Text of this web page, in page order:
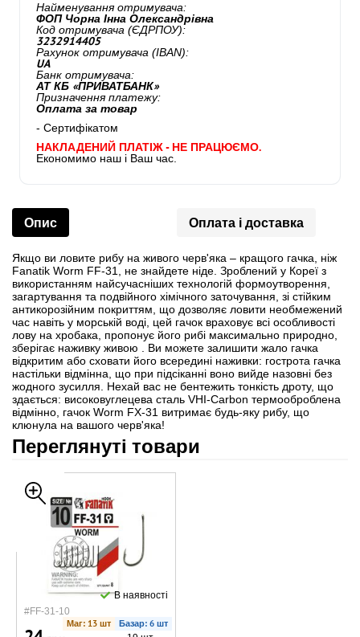
Найменування отримувача:
ФОП Чорна Інна Олександрівна
Код отримувача (ЄДРПОУ):
3232914405
Рахунок отримувача (IBAN):
UA
Банк отримувача:
АТ КБ «ПРИВАТБАНК»
Призначення платежу:
Оплата за товар
- Сертифікатом
НАКЛАДЕНИЙ ПЛАТІЖ - НЕ ПРАЦЮЄМО.
Економимо наш і Ваш час.
Опис Оплата і доставка
Якщо ви ловите рибу на живого черв'яка – кращого гачка, ніж
Fanatik Worm FF-31, не знайдете ніде. Зроблений у Кореї з
використанням найсучасніших технологій формоутворення,
загартування та подвійного хімічного заточування, зі стійким
антикорозійним покриттям, що дозволяє ловити необмежений
час навіть у морській воді, цей гачок враховує всі особливості
лову на хробака, пропонує його рибі максимально природно,
зберігає наживку живою . Ви можете залишити жало гачка
відкритим або сховати його всередині наживки: гострота гачка
настільки відмінна, що при підсіканні воно вийде назовні без
жодного зусилля. Нехай вас не бентежить тонкість дроту, що
здається: високовуглецева сталь VHI-Carbon термооброблена
відмінно, гачок Worm FX-31 витримає будь-яку рибу, що
клюнула на вашого черв'яка!
Переглянуті товари
#FF-31-10
В наявності
Маг: 13 шт Базар: 6 шт